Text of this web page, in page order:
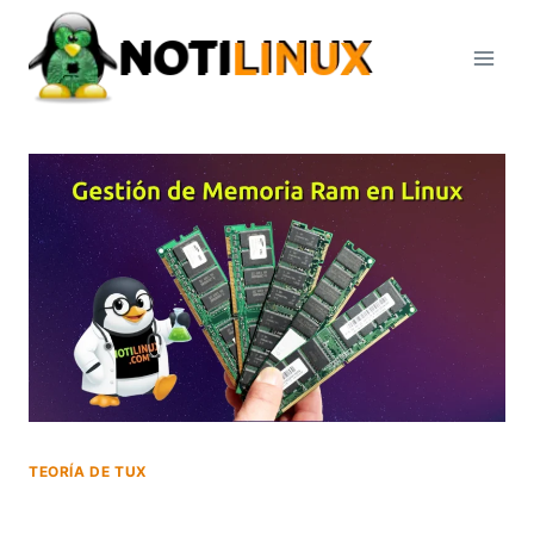
Saltar
contenido
TEORÍA DE TUX